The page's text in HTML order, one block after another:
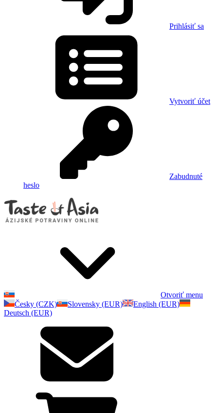
Prihlásiť sa
Vytvoriť účet
Zabudnuté
heslo
Otvoriť menu
Česky (CZK)
Slovensky (EUR)
English (EUR)
Deutsch (EUR)